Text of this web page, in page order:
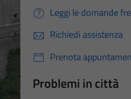
Leggi le domande
Richiedi assistenza
Prenota
Problemi in città